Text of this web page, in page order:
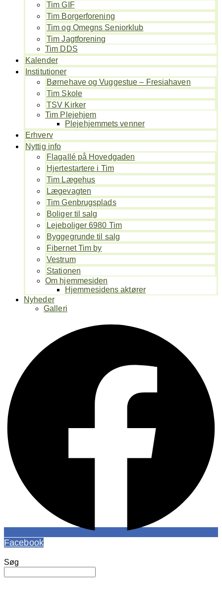
Tim GIF
Tim Borgerforening
Tim og Omegns Seniorklub
Tim Jagtforening
Tim DDS
Kalender
Institutioner
Børnehave og Vuggestue – Fresiahaven
Tim Skole
TSV Kirker
Tim Plejehjem
Plejehjemmets venner
Erhverv
Nyttig info
Flagallé på Hovedgaden
Hjertestartere i Tim
Tim Lægehus
Lægevagten
Tim Genbrugsplads
Boliger til salg
Lejeboliger 6980 Tim
Byggegrunde til salg
Fibernet Tim by
Vestrum
Stationen
Om hjemmesiden
Hjemmesidens aktører
Nyheder
Galleri
Facebook
Søg